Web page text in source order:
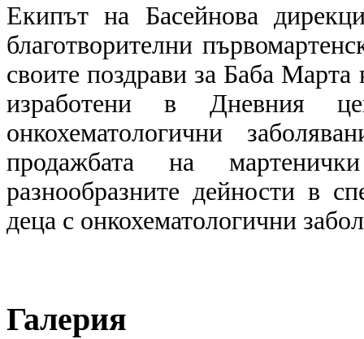
Екипът на Басейнова
благотворителни
своите поздрави за Баба
изработени в Дневния
онкохематологични
продажбата на
разнообразните дейности в
деца с онкохематологични
Галерия